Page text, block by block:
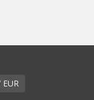
Português / EUR